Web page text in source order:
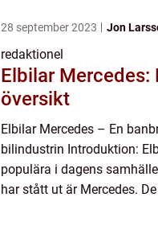
28 september 2023 Jon
redaktionel
Elbilar Mercedes:
översikt
Elbilar Mercedes – En
bilindustrin Introduktion:
populära i dagens
har stått ut är Mercedes.